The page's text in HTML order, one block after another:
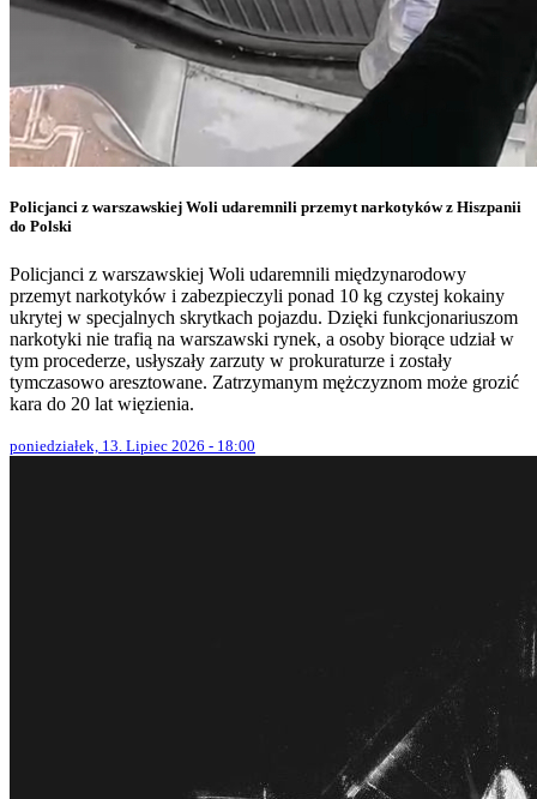
Policjanci z warszawskiej Woli udaremnili przemyt narkotyków z Hiszpanii
do Polski
Policjanci z warszawskiej Woli udaremnili międzynarodowy
przemyt narkotyków i zabezpieczyli ponad 10 kg czystej kokainy
ukrytej w specjalnych skrytkach pojazdu. Dzięki funkcjonariuszom
narkotyki nie trafią na warszawski rynek, a osoby biorące udział w
tym procederze, usłyszały zarzuty w prokuraturze i zostały
tymczasowo aresztowane. Zatrzymanym mężczyznom może grozić
kara do 20 lat więzienia.
poniedziałek, 13. Lipiec 2026 - 18:00